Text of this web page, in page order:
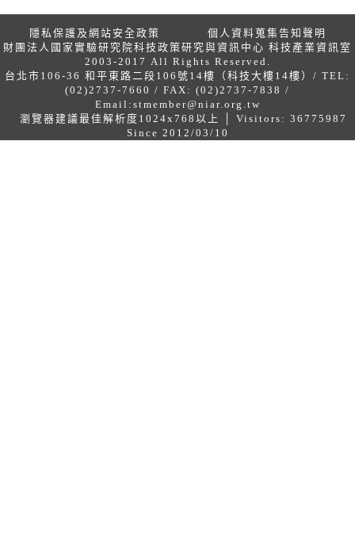
隱私保護及網站安全政策
個人資料蒐集告知聲明
財團法人國家實驗研究院科技政策研究與資訊中心 科技產業資訊室
2003-2017 All Rights Reserved.
台北市106-36 和平東路二段106號14樓（科技大樓14樓）/ TEL:
(02)2737-7660 / FAX: (02)2737-7838 /
Email: stmember@niar.org.tw
瀏覽器建議最佳解析度1024x768以上 │ Visitors: 36775987
Since 2012/03/10